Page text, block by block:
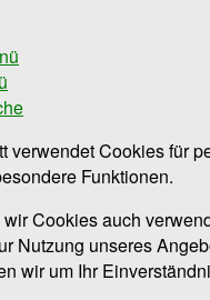
verwendet Cookies für
Funktionen.
Cookies auch
Nutzung unseres
wir um Ihr